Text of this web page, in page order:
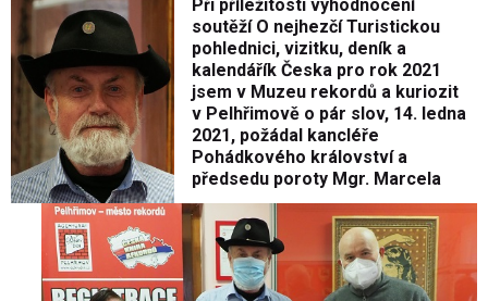
Při příležitosti vyhodnocení
soutěží O nejhezčí Turistickou
pohlednici, vizitku, deník a
kalendářík Česka pro rok 2021
jsem v Muzeu rekordů a kuriozit
v Pelhřimově o pár slov, 14. ledna
2021, požádal kancléře
Pohádkového království a
předsedu poroty Mgr. Marcela